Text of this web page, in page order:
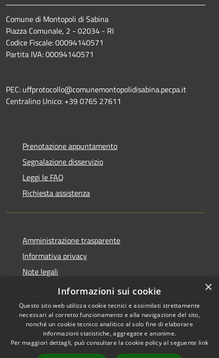
Comune di Montopoli di Sabina
Piazza Comunale, 2 - 02034 - RI
Codice Fiscale: 00094140571
Partita IVA: 00094140571
PEC: uffprotocollo@comunemontopolidisabina.pecpa.it
Centralino Unico: +39 0765 27611
Prenotazione appuntamento
Segnalazione disservizio
Leggi le FAQ
Richiesta assistenza
Amministrazione trasparente
Informativa privacy
Note legali
Dichiarazione di accessibilità
Accessibilità
Copyright © 2026 • Comune di
Montopoli di Sabina • Powered
×
Informazioni sui cookie
Questo sito web utilizza cookie tecnici e assimilati strettamente
necessari al corretto funzionamento e alla navigazione del sito,
nonché un cookie tecnico analitico al solo fine di elaborare
informazioni statistiche, aggregate e anonime.
Per maggiori dettagli, può consultare la cookie policy al seguente link